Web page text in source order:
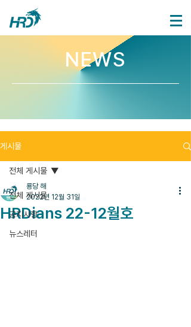
NEWS
게시물
전체 게시물
공지사항
뉴스레터
전체 게시물
HRDians 22-12월호
룡당 해
2022년 12월 31일